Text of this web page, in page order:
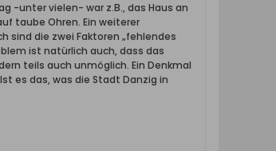
-unter vielen- war z.B., das Haus an
taube Ohren. Ein weiterer
sind die zwei Faktoren „fehlendes
ist natürlich auch, dass das
teils auch unmöglich. Ein Denkmal
es das, was die Stadt Danzig in